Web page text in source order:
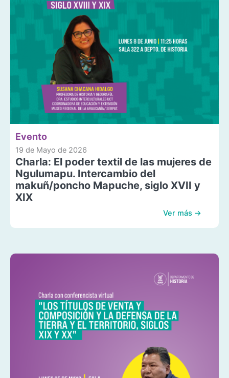
Evento
19 de Mayo de 2026
Charla: El poder textil de las mujeres de
Ngulumapu. Intercambio del
makuñ/poncho Mapuche, siglo XVII y
XIX
Ver más →